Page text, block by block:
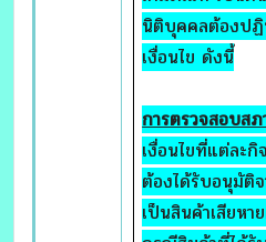
นิติบุคคลต้องป
เงื่อนไข ดังนี้
(
การตรวจสอบส
เงื่อนไขที่แต่ละกิ
ต้องได้รับอนุมัติ
เป็นสินค้าเสียห